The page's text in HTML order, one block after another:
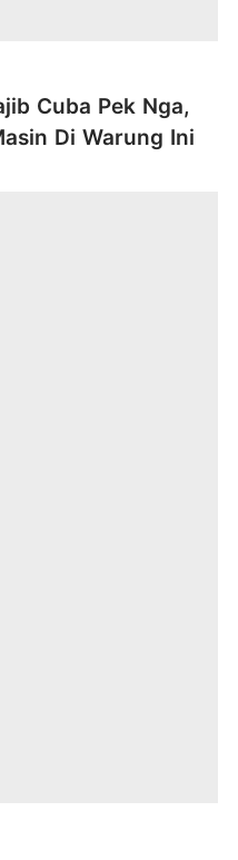
Cuba Pek Nga,
Di Warung Ini